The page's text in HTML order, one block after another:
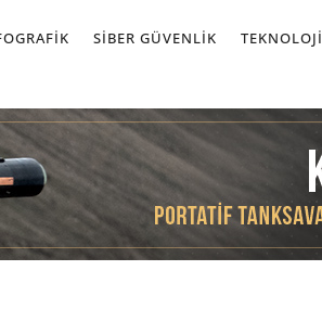
SIBER GÜVENLIK TEKNOLOJI